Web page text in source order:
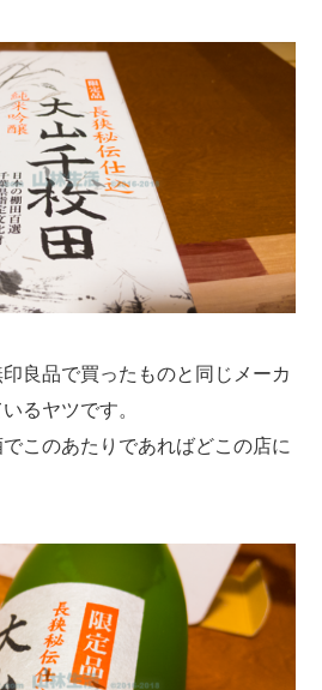
良品で買ったものと同じメーカ
るヤツです。
このあたりであればどこの店に